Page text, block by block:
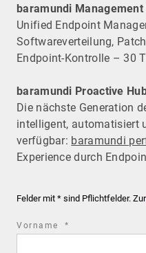
baramundi Management
Unified Endpoint
Software­verteilung,
Endpoint-Kontrolle – 30
baramundi Proactive
Die nächste Generation
intelligent, automatisiert
verfügbar: baramundi
Experience durch
Felder mit * sind Pflichtfelder. Zur
Vorname *